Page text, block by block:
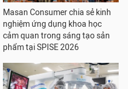
Masan Consumer chia sẻ kinh
nghiệm ứng dụng khoa học
cảm quan trong sáng tạo sản
phẩm tại SPISE 2026